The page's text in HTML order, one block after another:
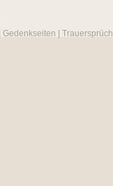
Gedenkseiten